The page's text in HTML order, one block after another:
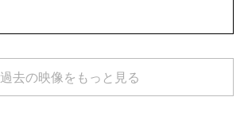
過去の映像をもっと見る